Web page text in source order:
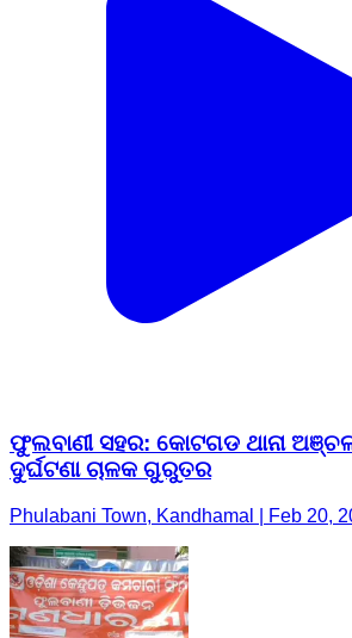
ଫୁଲବାଣୀ ସହର: କୋଟଗଡ ଥାନା
ଦୁର୍ଘଟଣା ଚାଳକ ଗୁରୁତର
Phulabani Town, Kandhamal | Feb 20,